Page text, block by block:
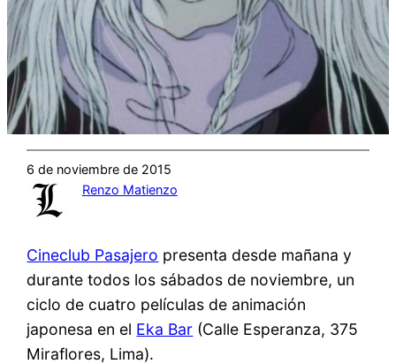
6 de noviembre de 2015
Renzo Matienzo
Cineclub Pasajero presenta desde mañana y
durante todos los sábados de noviembre, un
ciclo de cuatro películas de animación
japonesa en el Eka Bar (Calle Esperanza, 375
Miraflores, Lima).